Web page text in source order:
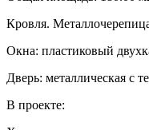
Кровля.
Окна: пластиковый
Дверь: металлическая с
В проекте: